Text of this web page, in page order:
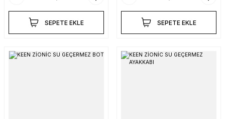
SEPETE EKLE SEPETE EKLE